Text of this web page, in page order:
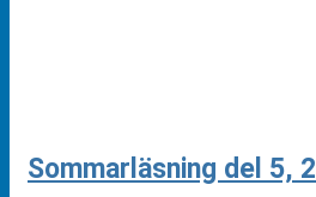
Sommarläsning del 5,